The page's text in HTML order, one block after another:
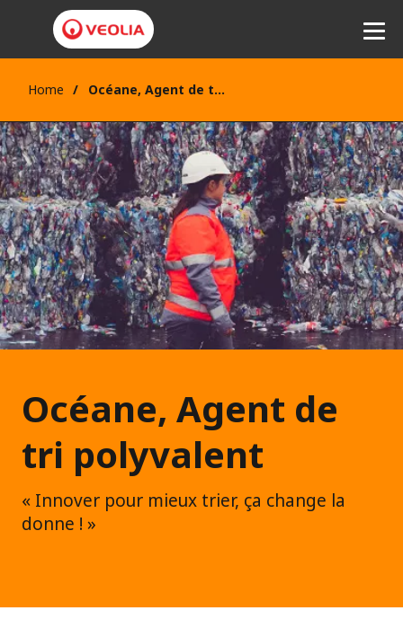
Home Océane, Agent de tri polyvalent
Océane, Agent de
tri polyvalent
« Innover pour mieux trier, ça change la
donne ! »